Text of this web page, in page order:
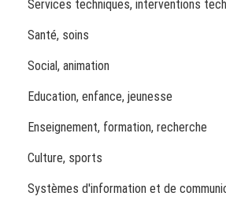
Services techniques, interventions
Santé, soins
Social, animation
Education, enfance, jeunesse
Enseignement, formation, recherche
Culture, sports
Systèmes d'information et de